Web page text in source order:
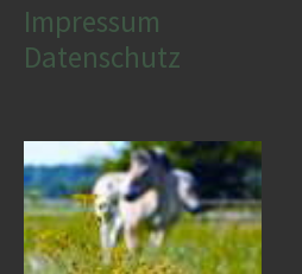
Impressum
Datenschutz